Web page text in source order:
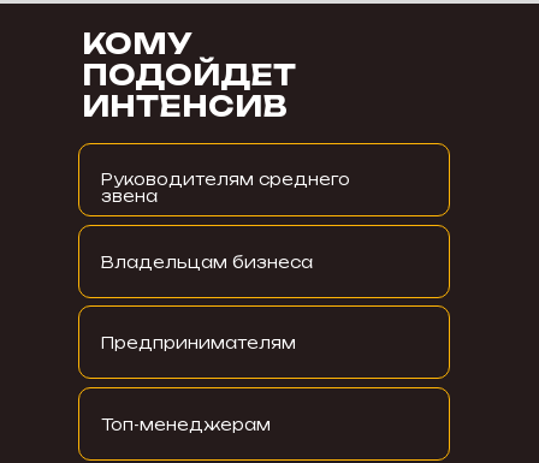
КОМУ
ПОДОЙДЕТ
ИНТЕНСИВ
Руководителям среднего
звена
Предпринимателям
Владельцам бизнеса
Топ-менеджерам